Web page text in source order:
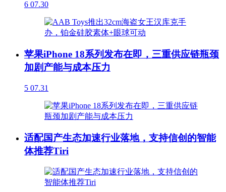
6 07.30
苹果iPhone 18系列发布在即，三重供应链瓶颈
加剧产能与成本压力
5 07.31
适配国产生态加速行业落地，支持信创的智能
体推荐Tiri